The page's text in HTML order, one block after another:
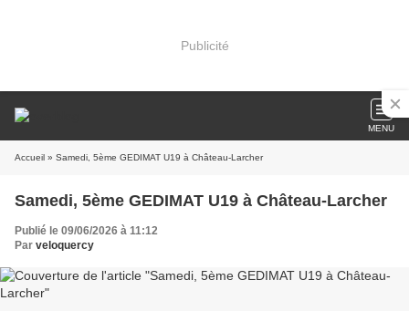
Publicité
MENU
Accueil » Samedi, 5ème GEDIMAT U19 à Château-Larcher
Samedi, 5ème GEDIMAT U19 à Château-Larcher
Publié le 09/06/2026 à 11:12
Par veloquercy